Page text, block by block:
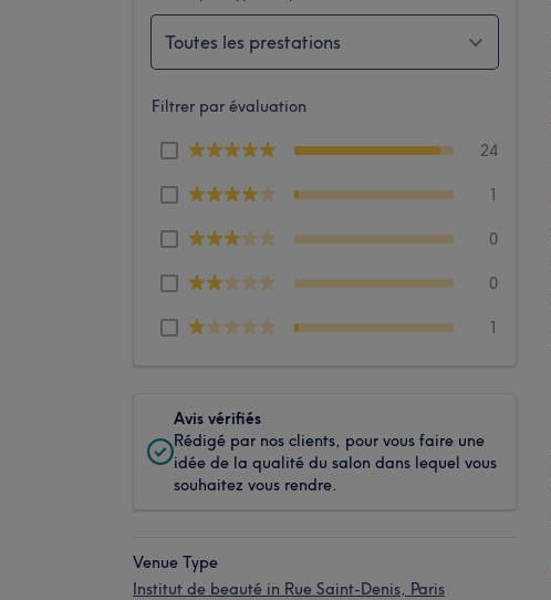
Toutes les prestations
Filtrer par évaluation
24
1
0
0
1
Avis vérifiés
Rédigé par nos clients, pour vous faire une
idée de la qualité du salon dans lequel vous
souhaitez vous rendre.
Venue Type
Institut de beauté in Rue Saint-Denis, Paris